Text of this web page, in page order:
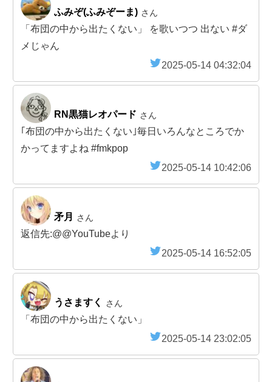
ふみぞ(ふみぞーま) さん
「布団の中から出たくない」 を歌いつつ 出ない #ダ
メじゃん
2025-05-14 04:32:04
RN黒猫レオパード さん
｢布団の中から出たくない｣毎日いろんなところでか
かってますよね #fmkpop
2025-05-14 10:42:06
矛月 さん
返信先:@@YouTubeより
2025-05-14 16:52:05
うさますく さん
「布団の中から出たくない」
2025-05-14 23:02:05